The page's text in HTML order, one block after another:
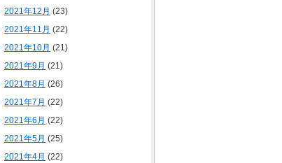
2021年12月 (23)
2021年11月 (22)
2021年10月 (21)
2021年9月 (21)
2021年8月 (26)
2021年7月 (22)
2021年6月 (22)
2021年5月 (25)
2021年4月 (22)